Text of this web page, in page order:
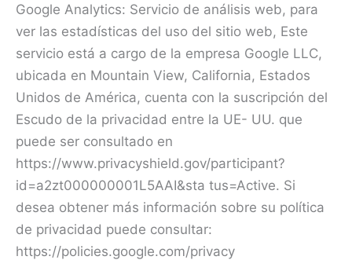
Google Analytics: Servicio de análisis web, para
ver las estadísticas del uso del sitio web, Este
servicio está a cargo de la empresa Google LLC,
ubicada en Mountain View, California, Estados
Unidos de América, cuenta con la suscripción del
Escudo de la privacidad entre la UE- UU. que
puede ser consultado en
https://www.privacyshield.gov/participant?
id=a2zt000000001L5AAI&sta tus=Active. Si
desea obtener más información sobre su política
de privacidad puede consultar:
https://policies.google.com/privacy